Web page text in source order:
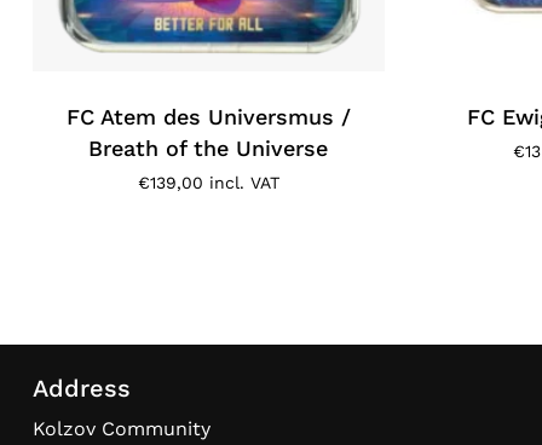
FC Atem des Universmus /
Breath of the Universe
€139,00 incl. VAT
FC
€
Address
Kolzov Community